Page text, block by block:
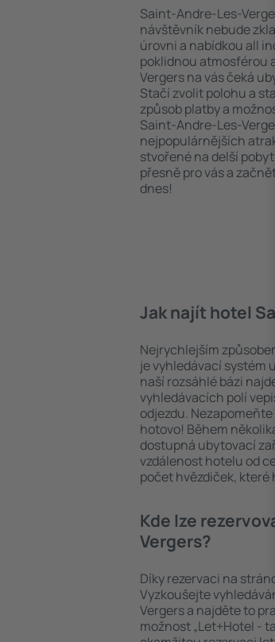
Saint-Andre-Les-
návštěvník nebude
úrovni a nabídkou all
poklidnou atmosférou
Vergers na vás čeká
Stačí zvolit polohu a
způsob platby a
Saint-Andre-Les-
nejpopulárnějších
stvořené na delší
přesně pro vás a
dnes!
Jak najít hotel
Nejrychlejším
je vyhledávací systém
naší rozsáhlé bázi
vyhledávacích polí
odjezdu.
hotovo! Během
dostupná ubytovací
vzdálenost hotelu od
počet hvězdiček, které
Kde lze
Vergers?
Díky rezervaci na
Vyzkoušejte
Vergers a najděte to
možnost „Let+Hotel -